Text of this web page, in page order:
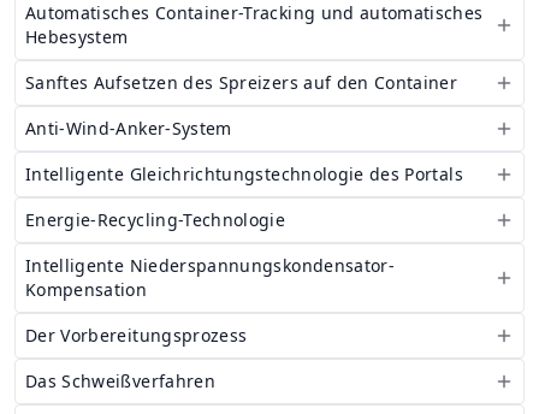
Automatisches Container-Tracking und automatisches
Hebesystem
Sanftes Aufsetzen des Spreizers auf den Container
Anti-Wind-Anker-System
Intelligente Gleichrichtungstechnologie des Portals
Energie-Recycling-Technologie
Intelligente Niederspannungskondensator-
Kompensation
Der Vorbereitungsprozess
Das Schweißverfahren